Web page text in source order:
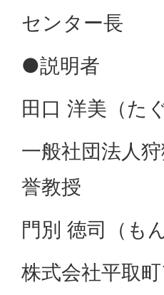
センター長
●説明者
田口 洋美（た
一般社団法人
誉教授
門別 徳司（も
株式会社平取